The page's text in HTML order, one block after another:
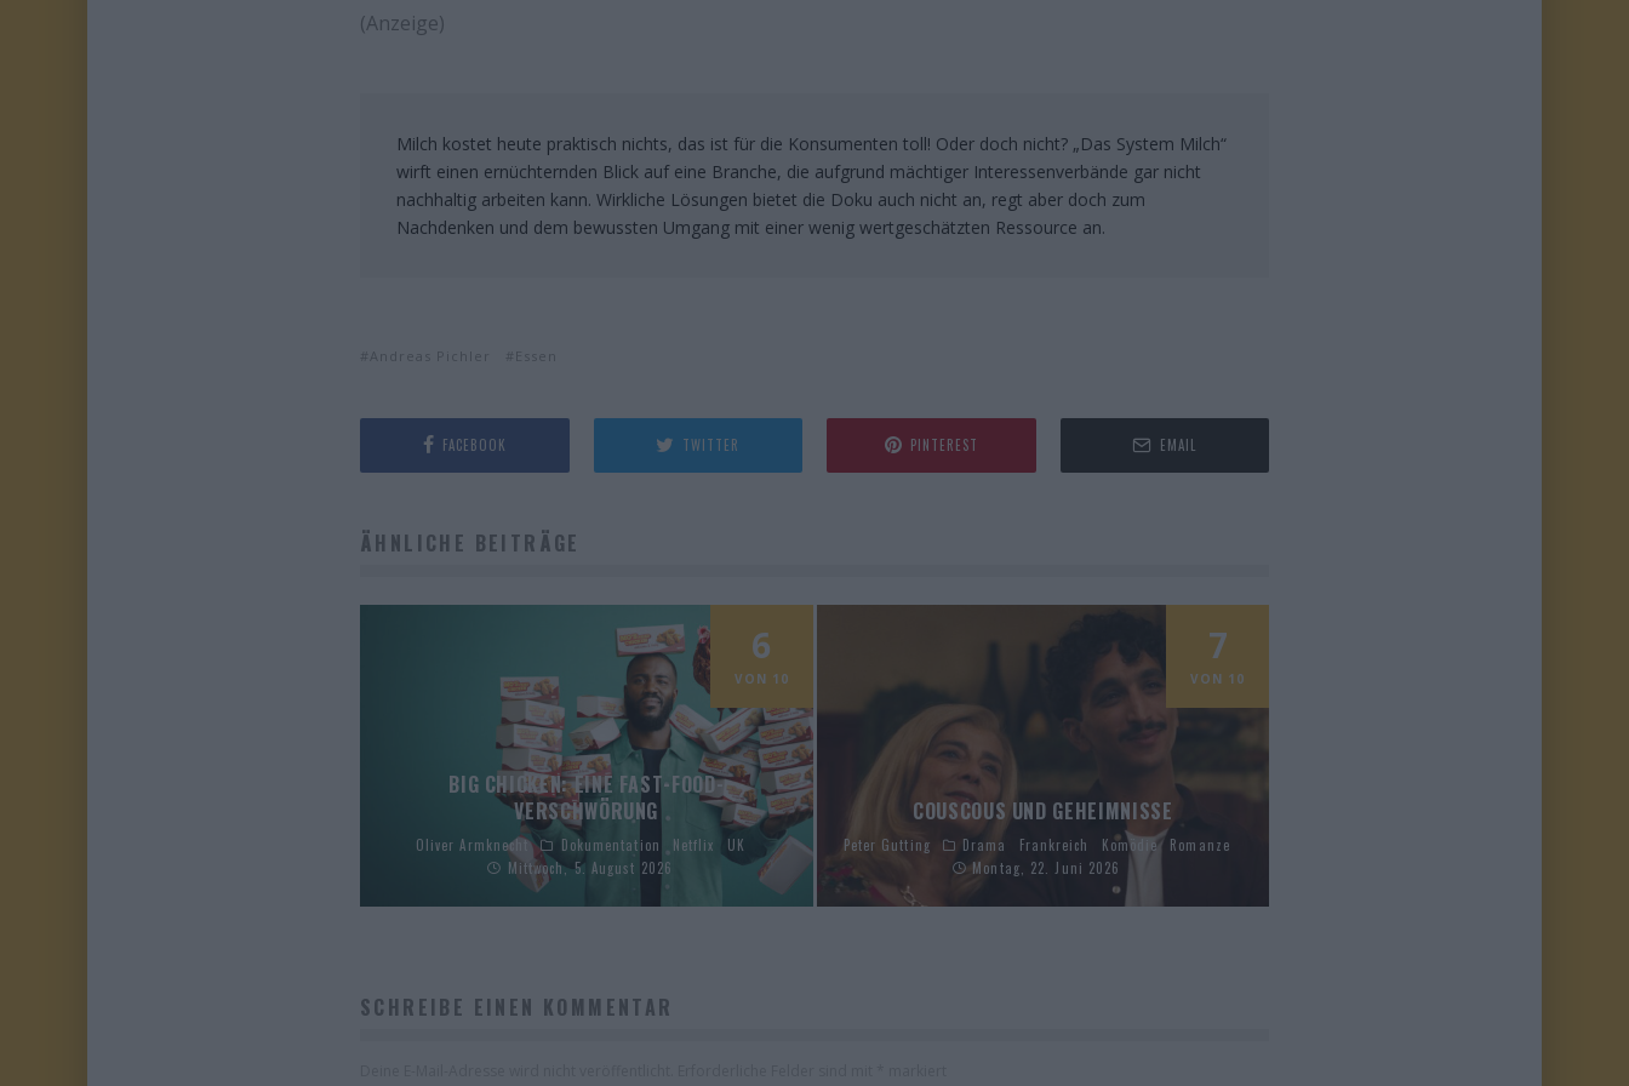
(Anzeige)
Milch kostet heute praktisch nichts, das ist für die Konsumenten toll! Oder doch nicht? „Das System Milch“
wirft einen ernüchternden Blick auf eine Branche, die aufgrund mächtiger Interessenverbände gar nicht
nachhaltig arbeiten kann. Wirkliche Lösungen bietet die Doku auch nicht an, regt aber doch zum
Nachdenken und dem bewussten Umgang mit einer wenig wertgeschätzten Ressource an.
Andreas Pichler Essen
FACEBOOK TWITTER PINTEREST EMAIL
ÄHNLICHE BEITRÄGE
6
VON 10
BIG CHICKEN: EINE FAST-FOOD-
VERSCHWÖRUNG
Oliver Armknecht Dokumentation Netflix
UK
Mittwoch, 5. August 2026
7
VON 10
COUSCOUS UND GEHEIMNISSE
Peter Gutting Drama Frankreich Komödie
Romanze
Montag, 22. Juni 2026
SCHREIBE EINEN KOMMENTAR